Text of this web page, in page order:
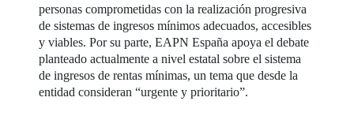
personas comprometidas con la realización progresiva
de sistemas de ingresos mínimos adecuados, accesibles
y viables. Por su parte, EAPN España apoya el debate
planteado actualmente a nivel estatal sobre el sistema
de ingresos de rentas mínimas, un tema que desde la
entidad consideran “urgente y prioritario”.